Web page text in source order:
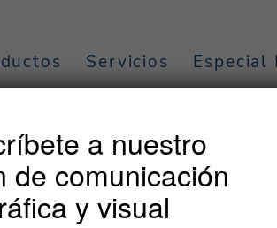
Servicios Especial
a nuestro
de comunicación
y visual